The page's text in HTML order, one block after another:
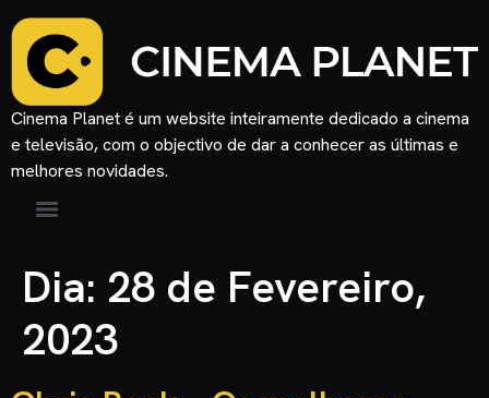
Cinema Planet é um website inteiramente dedicado a cinema
e televisão, com o objectivo de dar a conhecer as últimas e
melhores novidades.
Dia: 28 de Fevereiro,
2023